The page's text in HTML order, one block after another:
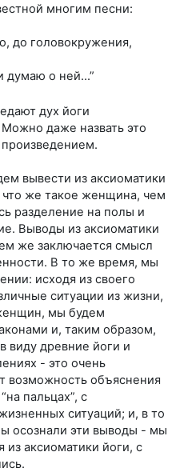
многим песни:
до головокружения,
о ней…”
дух йоги
даже назвать это
вывести из аксиоматики
же такое женщина, чем
разделение на полы и
Выводы из аксиоматики
же заключается смысл
В то же время, мы
исходя из своего
ситуации из жизни,
мы будем
и, таким образом,
виду древние йоги и
- это очень
возможность объяснения
пальцах”, с
ситуаций; и, в то
осознали эти выводы - мы
аксиоматики йоги, с